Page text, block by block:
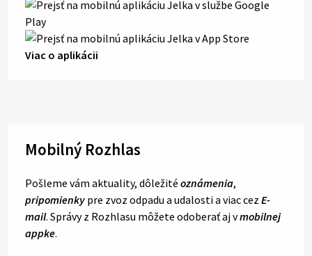
Viac o aplikácii
Mobilný Rozhlas
Pošleme vám aktuality, dôležité oznámenia,
pripomienky pre zvoz odpadu a udalosti a viac cez E-
mail. Správy z Rozhlasu môžete odoberať aj vmobilnej
appke.